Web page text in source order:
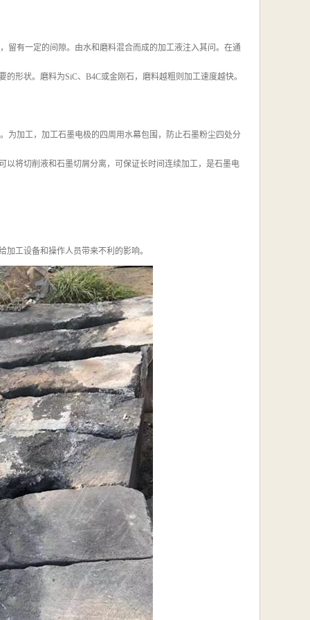
留有一定的间隙。由水和磨料混合而成的加工液注入其问。在通
形状。磨料为SiC、B4C或金刚石，磨料越粗则加工速度越快。
为加工，加工石墨电极的四周用水幕包围，防止石墨粉尘四处分
将切削液和石墨切屑分离，可保证长时间连续加工，是石墨电
工设备和操作人员带来不利的影响。